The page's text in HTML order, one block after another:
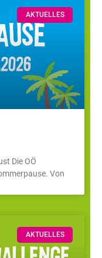
AKTUELLES
Die OÖ
Von
AKTUELLES